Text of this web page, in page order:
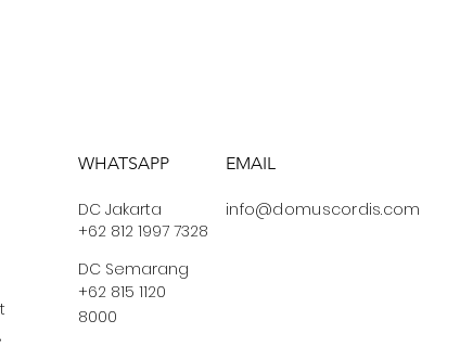
WHATSAPP
+62 812 1997 7328
DC Jakarta
DC Semarang
+62 815 1120
8000
EMAIL
info@domuscordis.com